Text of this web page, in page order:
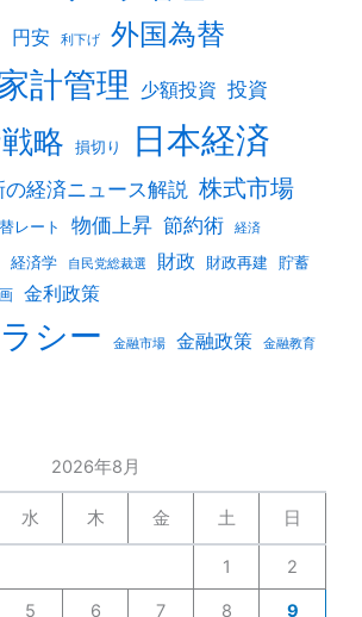
円安 利下げ 外国為替
計管理 少額投資 投資
略 損切り 日本経済
の経済ニュース解説 株式市場
レート 物価上昇 節約術 経済
経済学 自民党総裁選 財政 財政再建 貯蓄
金利政策
シー 金融市場 金融政策 金融教育
2026年8月
水 木 金 土 日
1 2
5 6 7 8 9